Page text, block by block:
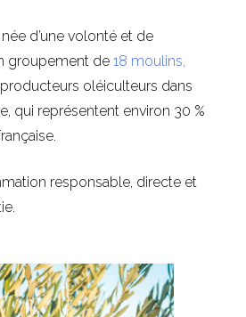
d’une volonté et de
groupement de 18 moulins,
oléiculteurs dans
qui représentent environ 30 %
responsable, directe et